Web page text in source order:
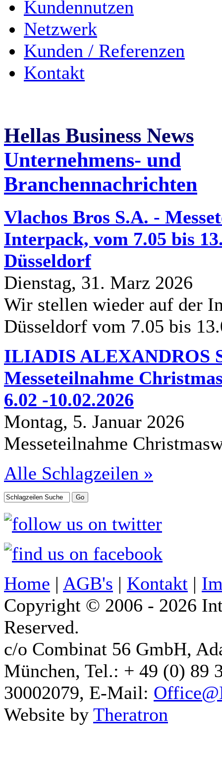
Kundennutzen
Netzwerk
Kunden / Referenzen
Kontakt
Hellas Business News
Unternehmens- und
Branchennachrichten
Vlachos Bros S.A. -
Interpack, vom 7.05 bis
Düsseldorf
Dienstag, 31. Marz 2026
Wir stellen wieder auf der
Düsseldorf vom 7.05 bis
ILIADIS ALEXANDROS
Messeteilnahme
6.02 -10.02.2026
Montag, 5. Januar 2026
Messeteilnahme
Alle Schlagzeilen »
Home | AGB's | Kontakt |
Copyright © 2006 - 2026
Reserved.
c/o Combinat 56 GmbH,
München, Tel.: + 49 (0) 89
30002079, E-Mail:
Website by Theratron